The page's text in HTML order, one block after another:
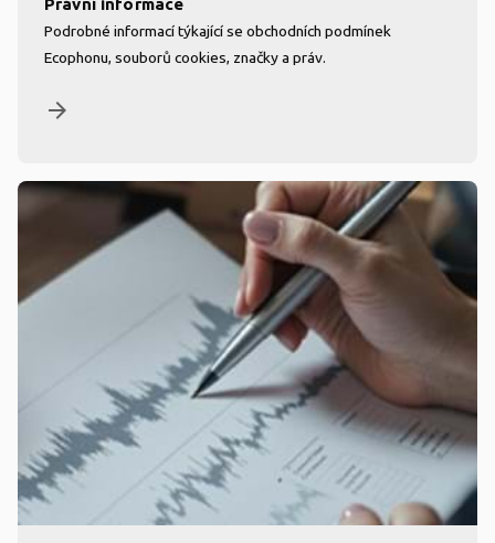
Právní informace
Podrobné informací týkající se obchodních podmínek
Ecophonu, souborů cookies, značky a práv.
arrow_forward